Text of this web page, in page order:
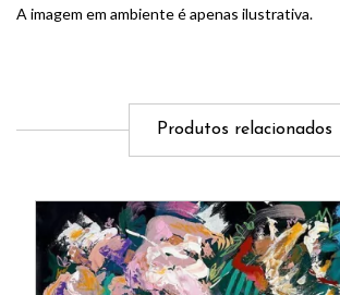
A imagem em ambiente é apenas ilustrativa.
Produtos relacionados